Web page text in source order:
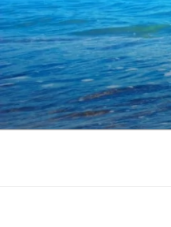
コ
ン
テ
ン
ツ
へ
ス